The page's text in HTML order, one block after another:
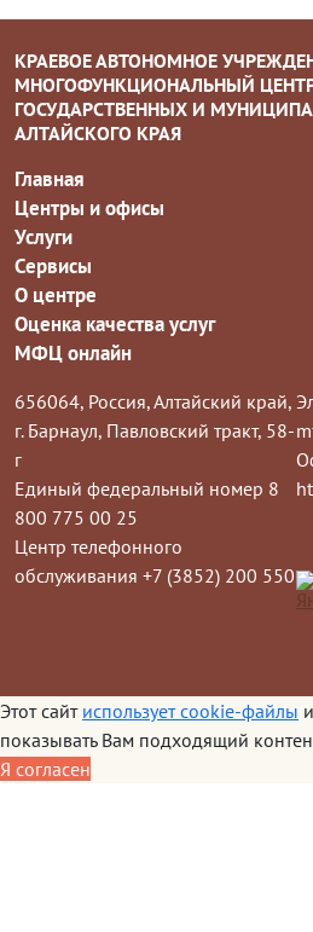
КРАЕВОЕ АВТОНОМНОЕ
МНОГОФУНКЦИОНАЛЬНЫЙ
ГОСУДАРСТВЕННЫХ И
АЛТАЙСКОГО КРАЯ
Главная
Центры и офисы
Услуги
Сервисы
О центре
Оценка качества услуг
МФЦ онлайн
656064, Россия, Алтайский край,
г. Барнаул, Павловский тракт, 58-
г
Единый федеральный номер 8
800 775 00 25
Центр телефонного
обслуживания +7 (3852) 200 550
Этот сайт использует cookie-файлы
показывать Вам подходящий
Я согласен